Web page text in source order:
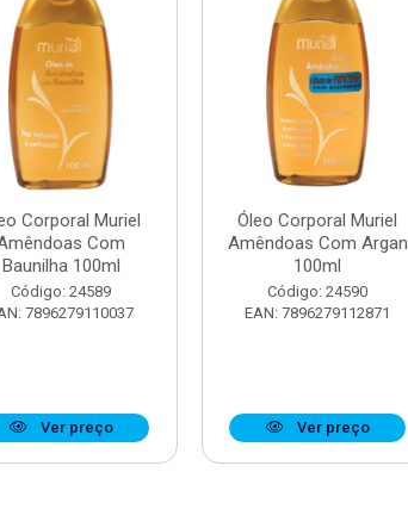
Corporal Muriel
Com
Baunilha 100ml
Código: 24589
7896279110037
Ver preço
Óleo Corporal Muriel
Amêndoas Com Argan
100ml
Código: 24590
EAN: 7896279112871
Ver preço